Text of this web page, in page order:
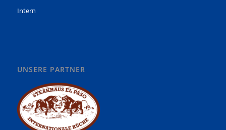
Intern
UNSERE PARTNER